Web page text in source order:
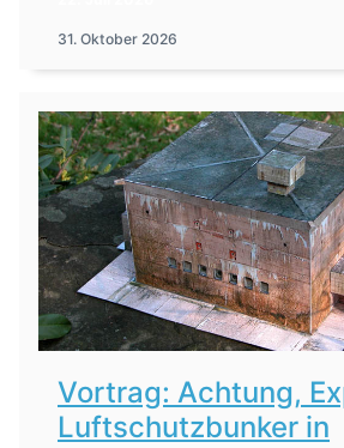
31. Oktober 2026
Vortrag: Achtung,
Luftschutzbunker in